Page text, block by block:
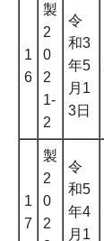
1
6
製
2
0
2
1-
2
令
和3
年5
月1
3日
1
7
製
2
0
2
令
和5
年4
月1